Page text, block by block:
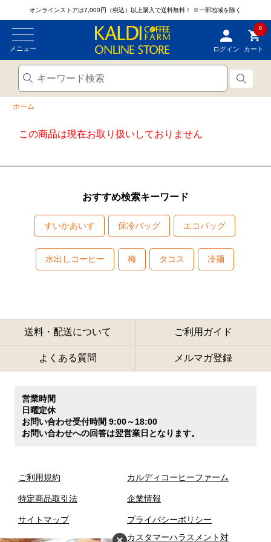
オンラインストアは7,000円（税込）以上購入で送料無料！ ※一部地域を除く
メニュー ログイン
0
カート
ホーム
この商品は現在お取り扱いしておりません
おすすめ検索キーワード
すいかあいす 保冷バッグ エコバッグ
水出しコーヒー 梅 タコス 冷麺
送料・配送について ご利用ガイド
よくある質問 メルマガ登録
営業時間
日曜定休
お問い合わせ受付時間 9:00～18:00
お問い合わせへの回答は翌営業日となります。
ご利用規約
特定商品取引法
サイトマップ
カルディコーヒーファーム
企業情報
プライバシーポリシー
カスタマーハラスメント対